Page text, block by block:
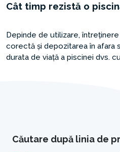
Cât timp rezistă o
Depinde de utilizare,
corectă și depozitarea în afara
durata de viață a piscinei dvs.
Căutare după linia de